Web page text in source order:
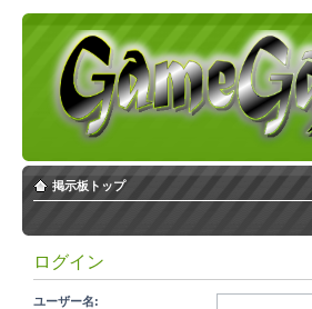
掲示板トップ
ログイン
ユーザー名: